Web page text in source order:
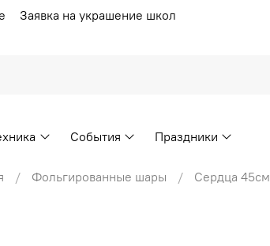
Заявка на украшение школ
События Праздники
Фольгированные шары Сердца